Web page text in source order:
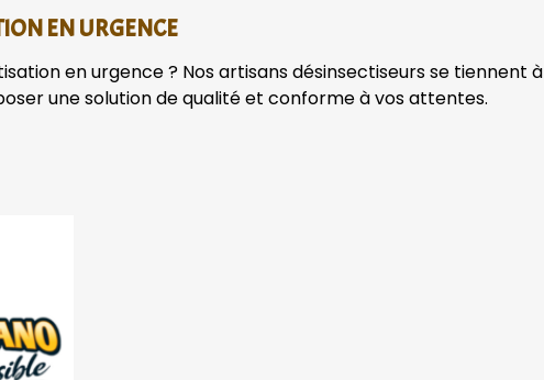
EN URGENCE
en urgence ? Nos artisans désinsectiseurs se tiennent à
une solution de qualité et conforme à vos attentes.